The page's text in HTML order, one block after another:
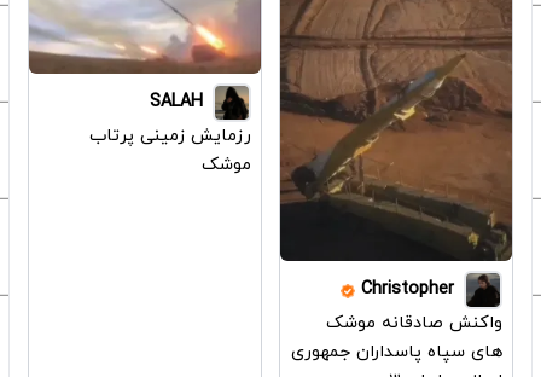
Christopher
واکنش صادقانه موشک
های سپاه پاسداران جمهوری
SALAH
رزمایش زمینی پرتاب
موشک